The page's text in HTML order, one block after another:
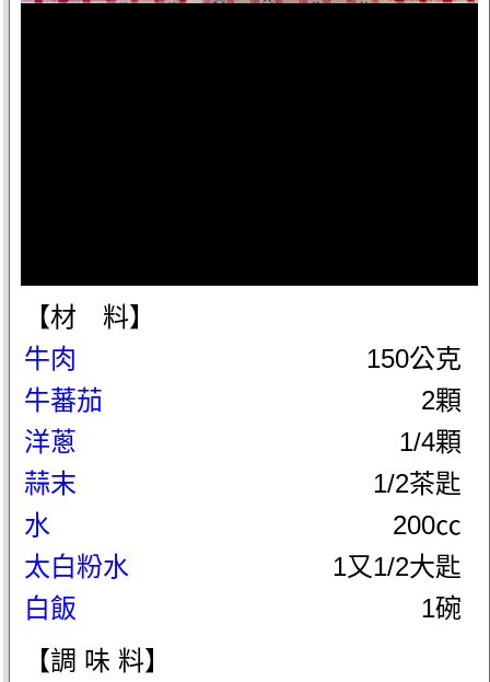
【材 料】
牛肉
150公克
牛蕃茄
2顆
洋蔥
1/4顆
蒜末
1/2茶匙
水
200㏄
太白粉水
1又1/2大匙
白飯
1碗
【調 味 料】